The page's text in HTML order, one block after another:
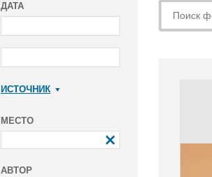
ДАТА
ИСТОЧНИК
МЕСТО
АВТОР